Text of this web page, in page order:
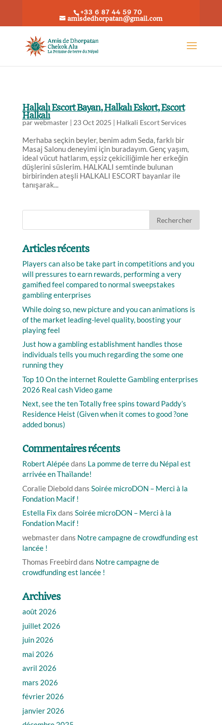
+33 6 87 44 59 70
amisdedhorpatan@gmail.com
Halkalı Escort Bayan, Halkalı Eskort, Escort
Halkalı
parwebmaster| 23 Oct 2025 | Halkali Escort Services
Merhaba seçkin beyler, benim adım Seda, farklı bir
Masaj Salonu deneyimi için buradayım. Genç yaşım,
ideal vücut hatlarım, eşsiz çekiciliğimle her erkeğin
düşlerini süslerim. HALKALI semtinde bulunan
birbirinden ateşli HALKALI ESCORT bayanlar ile
tanışarak...
Articles récents
Players can also be take part in competitions and you
will pressures to earn rewards, performing a very
gamified feel compared to normal sweepstakes
gambling enterprises
While doing so, new picture and you can animations is
of the market leading-level quality, boosting your
playing feel
Just how a gambling establishment handles those
individuals tells you much regarding the some one
running they
Top 10 On the internet Roulette Gambling enterprises
2026 Real cash Video game
Next, see the ten Totally free spins toward Paddy’s
Residence Heist (Given when it comes to good ?one
added bonus)
Commentaires récents
Robert Alépéedans La pomme de terre du Népal est
arrivée en Thaïlande!
Coralie Diebolddans Soirée microDON – Merci à la
Fondation Macif !
Estella Fix dans Soirée microDON – Merci à la
Fondation Macif !
webmasterdans Notre campagne de crowdfunding est
lancée !
Thomas Freebirddans Notre campagne de
crowdfunding est lancée !
Archives
août 2026
juillet 2026
juin 2026
mai 2026
avril 2026
mars 2026
février 2026
janvier 2026